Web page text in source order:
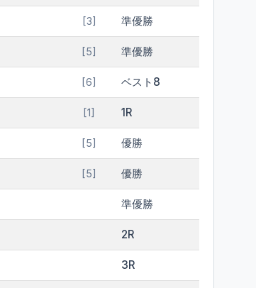
[3] 準優勝
[5] 準優勝
[6] ベスト8
[1] 1R
[5] 優勝
[5] 優勝
準優勝
2R
3R